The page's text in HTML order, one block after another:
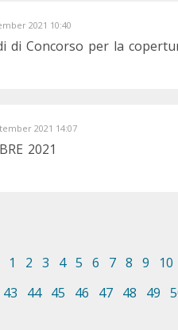
2021 10:40
di Concorso per la
2021 14:07
2021
1 2 3 4 5 6 7 8 9 10
43
44 45 46 47 48 49